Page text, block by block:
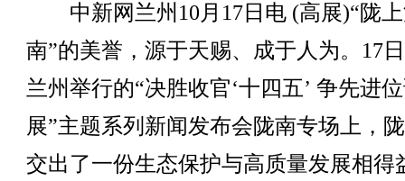
中新网兰州10月17日电 (高展)“陇
南”的美誉，源于天赐、成于人为。17
兰州举行的“决胜收官‘十四五’ 争先进
展”主题系列新闻发布会陇南专场上，
交出了一份生态保护与高质量发展相得